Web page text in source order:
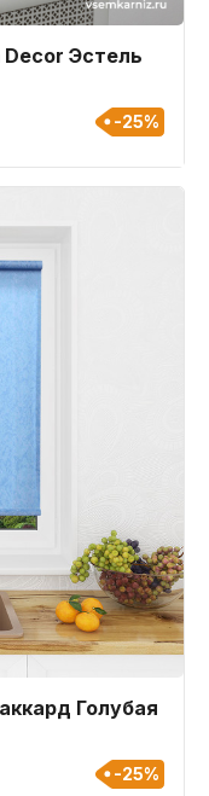
Эстель
-25%
Голубая
-25%